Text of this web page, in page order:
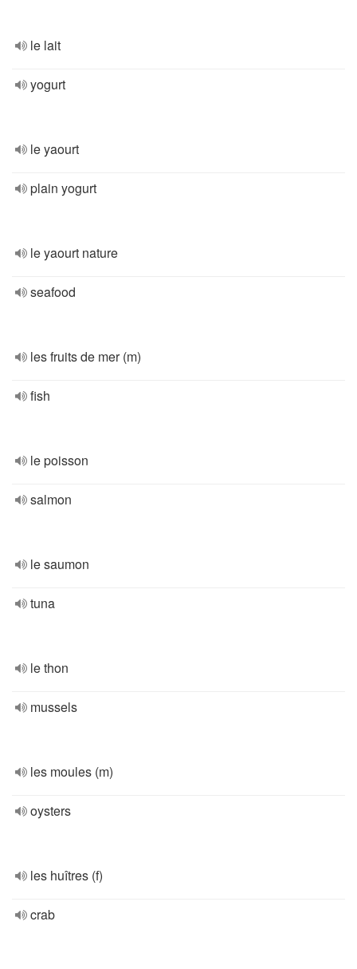
le lait
yogurt
le yaourt
plain yogurt
le yaourt nature
seafood
les fruits de mer (m)
fish
le poisson
salmon
le saumon
tuna
le thon
mussels
les moules (m)
oysters
les huîtres (f)
crab